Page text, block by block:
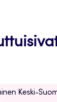
Keski-